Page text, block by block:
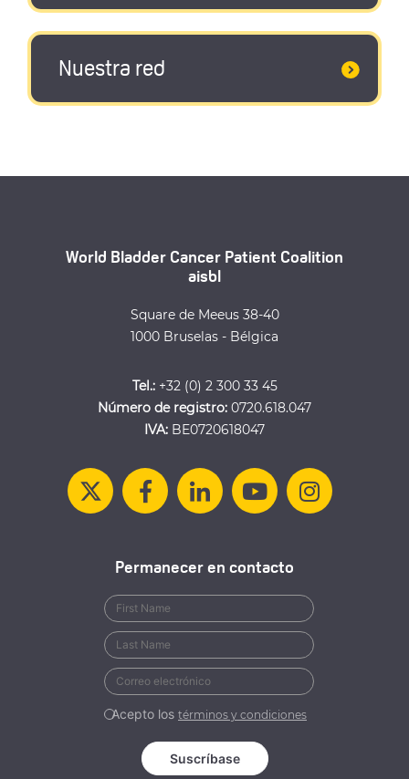
Nuestra red
World Bladder Cancer Patient Coalition
aisbl
Square de Meeus 38-40
1000 Bruselas - Bélgica
Tel.:+32 (0) 2 300 33 45
Número de registro: 0720.618.047
IVA: BE0720618047
Permanecer en contacto
Acepto los términos y condiciones